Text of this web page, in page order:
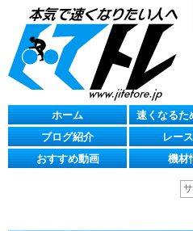
ホーム
速くなるた
ブログ紹介
レー
おすすめ動画
機材